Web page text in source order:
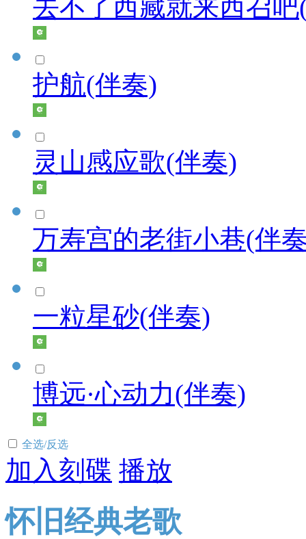
去不了西藏就来西召
护航(伴奏)
灵山感应歌(伴奏)
万寿宫的老街小巷(伴
一粒星砂(伴奏)
博远·心动力(伴奏)
全选/反选
加入刻碟 播放
怀旧经典老歌